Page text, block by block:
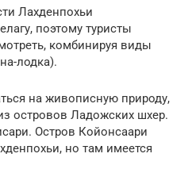
Лахденпохьи
поэтому туристы
комбинируя виды
лодка).
на живописную природу,
островов Ладожских шхер.
Остров Койонсаари
но там имеется